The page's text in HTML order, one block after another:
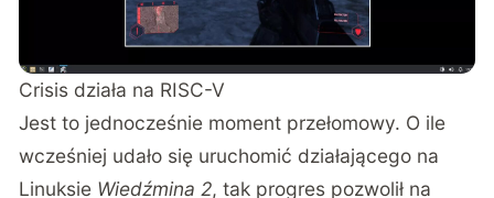
Crisis działa na RISC-V
Jest to jednocześnie moment przełomowy. O ile
wcześniej udało się uruchomić działającego na
Linuksie Wiedźmina 2, tak progres pozwolił na